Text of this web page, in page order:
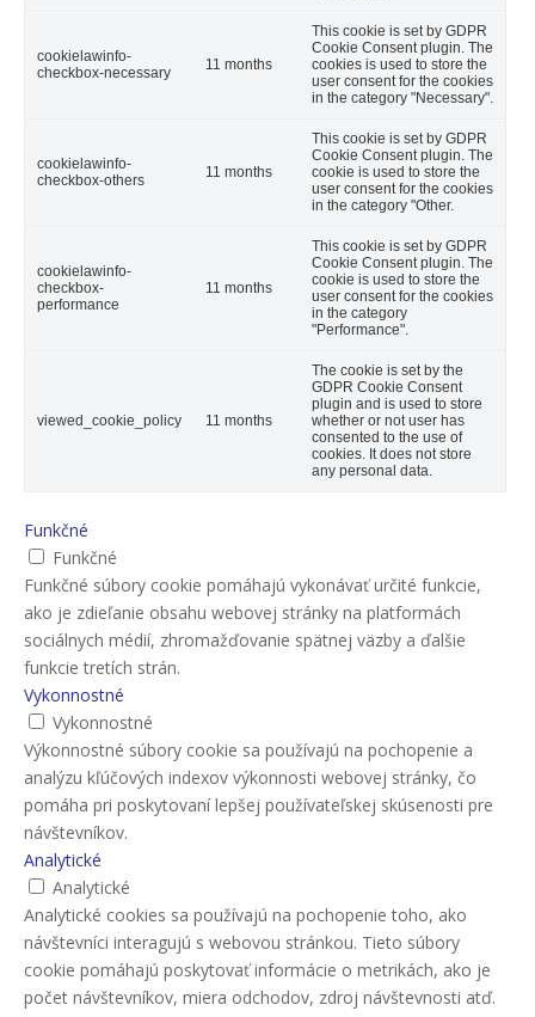
cookielawinfo-
checkbox-necessary
11 months
This cookie is set by GDPR
Cookie Consent plugin. The
cookies is used to store the
user consent for the cookies
in the category "Necessary".
cookielawinfo-
checkbox-others
11 months
This cookie is set by GDPR
Cookie Consent plugin. The
cookie is used to store the
user consent for the cookies
in the category "Other.
cookielawinfo-
checkbox-
performance
11 months
This cookie is set by GDPR
Cookie Consent plugin. The
cookie is used to store the
user consent for the cookies
in the category
"Performance".
viewed_cookie_policy 11 months
The cookie is set by the
GDPR Cookie Consent
plugin and is used to store
whether or not user has
consented to the use of
cookies. It does not store
any personal data.
Funkčné
Funkčné
Funkčné súbory cookie pomáhajú vykonávať určité funkcie,
ako je zdieľanie obsahu webovej stránky na platformách
sociálnych médií, zhromažďovanie spätnej väzby a ďalšie
funkcie tretích strán.
Vykonnostné
Vykonnostné
Výkonnostné súbory cookie sa používajú na pochopenie a
analýzu kľúčových indexov výkonnosti webovej stránky, čo
pomáha pri poskytovaní lepšej používateľskej skúsenosti pre
návštevníkov.
Analytické
Analytické
Analytické cookies sa používajú na pochopenie toho, ako
návštevníci interagujú s webovou stránkou. Tieto súbory
cookie pomáhajú poskytovať informácie o metrikách, ako je
počet návštevníkov, miera odchodov, zdroj návštevnosti atď.